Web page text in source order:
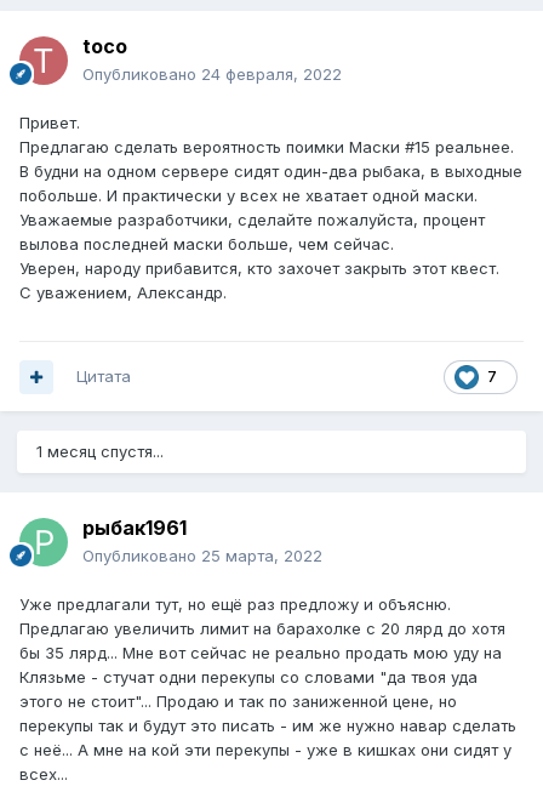
toco
Опубликовано 24 февраля, 2022
Привет.
Предлагаю сделать вероятность поимки Маски #15 реальнее.
В будни на одном сервере сидят один-два рыбака, в выходные
побольше. И практически у всех не хватает одной маски.
Уважаемые разработчики, сделайте пожалуйста, процент
вылова последней маски больше, чем сейчас.
Уверен, народу прибавится, кто захочет закрыть этот квест.
С уважением, Александр.
7
Цитата
1 месяц спустя...
рыбак1961
Опубликовано 25 марта, 2022
Уже предлагали тут, но ещё раз предложу и объясню.
Предлагаю увеличить лимит на барахолке с 20 лярд до хотя
бы 35 лярд... Мне вот сейчас не реально продать мою уду на
Клязьме - стучат одни перекупы со словами "да твоя уда
этого не стоит"... Продаю и так по заниженной цене, но
перекупы так и будут это писать - им же нужно навар сделать
с неё... А мне на кой эти перекупы - уже в кишках они сидят у
всех...